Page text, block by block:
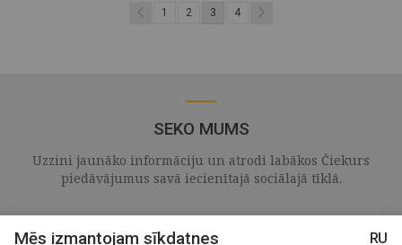
1 2 3 4
SEKO MUMS
Uzzini jaunāko informāciju un atrodi labākos Čiekurs
piedāvājumus savā iecienītajā sociālajā tīklā.
Mēs izmantojam sīkdatnes RU